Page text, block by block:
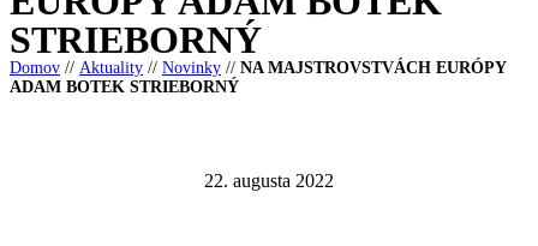
STRIEBORNÝ
Domov // Aktuality // Novinky // NA MAJSTROVSTVÁCH EURÓPY
ADAM BOTEK STRIEBORNÝ
22. augusta 2022